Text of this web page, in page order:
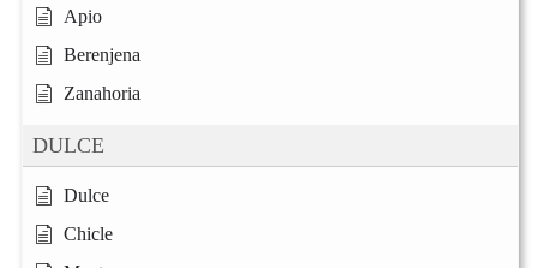
Apio
Berenjena
Zanahoria
DULCE
Dulce
Chicle